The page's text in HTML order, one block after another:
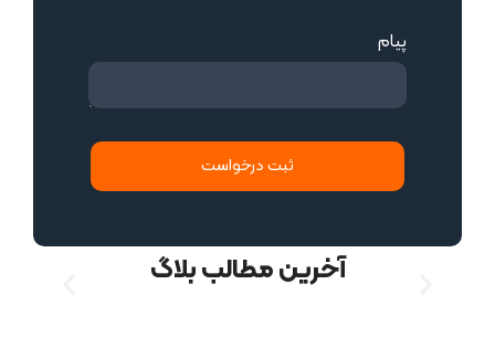
پیام
ثبت درخواست
آخرین مطالب بلاگ